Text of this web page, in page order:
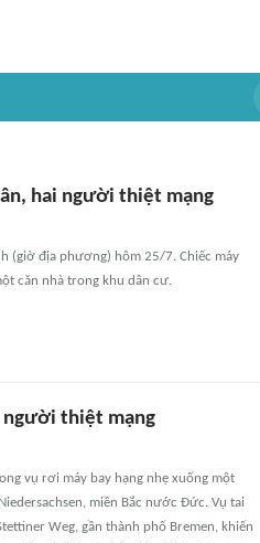
hai người thiệt mạng
(giờ địa phương) hôm 25/7. Chiếc máy
căn nhà trong khu dân cư.
người thiệt mạng
vụ rơi máy bay hạng nhẹ xuống một
miền Bắc nước Đức. Vụ tai
Weg, gần thành phố Bremen, khiến